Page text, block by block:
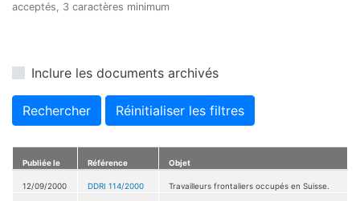
acceptés, 3 caractères minimum
Inclure les documents archivés
Rechercher Réinitialiser les filtres
Publiée le Référence Objet
12/09/2000 DDRI 114/2000 Travailleurs frontaliers occupés en Suisse.